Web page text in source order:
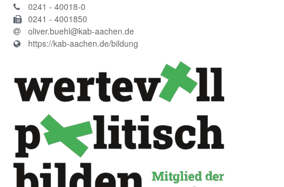
0241 - 40018-0
0241 - 4001850
oliver.buehl@kab-aachen.de
https://kab-aachen.de/bildung